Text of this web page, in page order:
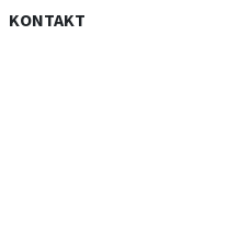
KONTAKT